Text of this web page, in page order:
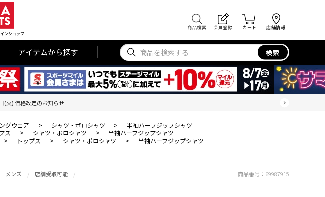
ンショップ
商品検索 会員登録 カート 店舗情報
アイテムから探す 検索
(火) 価格改定のお知らせ
グウェア > シャツ・ポロシャツ >
半袖ハーフジップシャツ
ス > シャツ・ポロシャツ >
半袖ハーフジップシャツ
> トップス > シャツ・ポロシャツ > 半袖ハーフジップシャツ
メンズ 店舗受取可能 商品番号： 69987915